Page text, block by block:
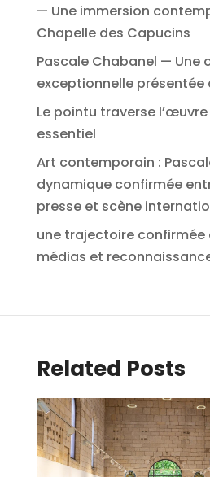
— Une immersion
Chapelle des Capucins
Pascale Chabanel — Une
exceptionnelle présentée
Le pointu traverse
essentiel
Art contemporain :
dynamique confirmée
presse et scène
une trajectoire confirmée
médias et
Related Posts